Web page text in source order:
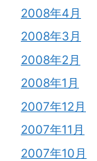
2008年4月
2008年3月
2008年2月
2008年1月
2007年12月
2007年11月
2007年10月